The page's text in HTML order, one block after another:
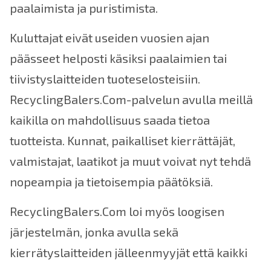
paalaimista ja puristimista.
Kuluttajat eivät useiden vuosien ajan
päässeet helposti käsiksi paalaimien tai
tiivistyslaitteiden tuoteselosteisiin.
RecyclingBalers.Com-palvelun avulla meillä
kaikilla on mahdollisuus saada tietoa
tuotteista. Kunnat, paikalliset kierrättäjät,
valmistajat, laatikot ja muut voivat nyt tehdä
nopeampia ja tietoisempia päätöksiä.
RecyclingBalers.Com loi myös loogisen
järjestelmän, jonka avulla sekä
kierrätyslaitteiden jälleenmyyjät että kaikki